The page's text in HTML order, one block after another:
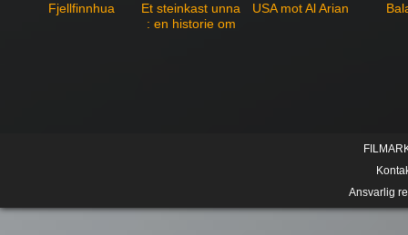
Fjellfinnhua
Et steinkast unna
: en historie om
USA mot Al Arian
Ansvarlig